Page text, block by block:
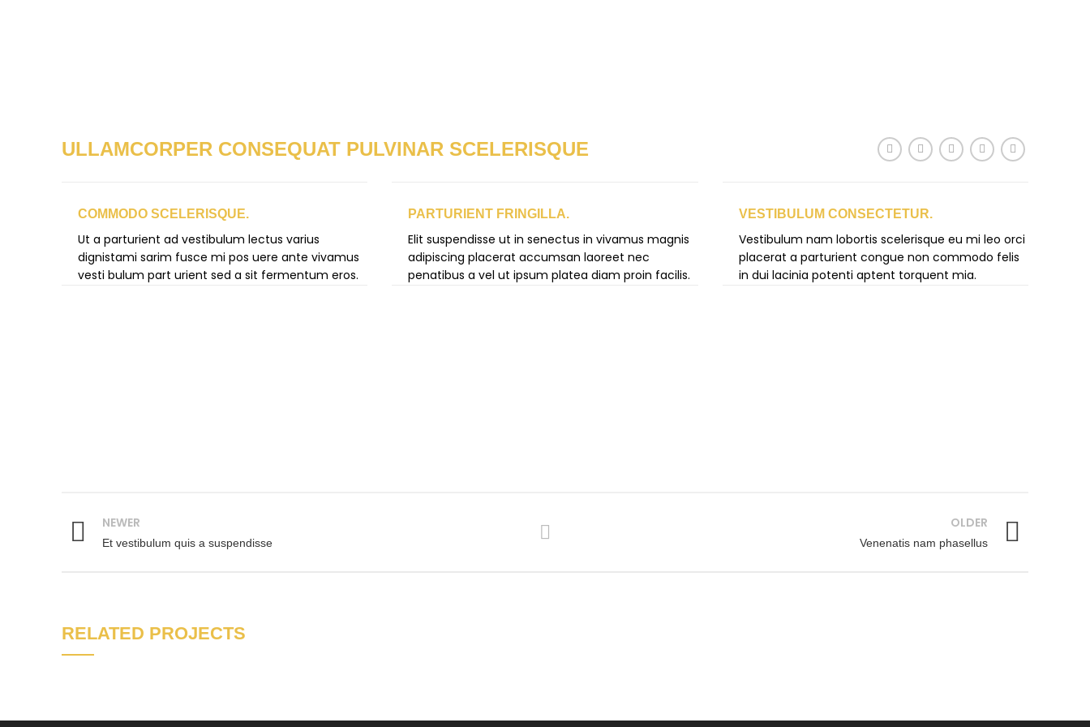
ULLAMCORPER CONSEQUAT PULVINAR SCELERISQUE
COMMODO SCELERISQUE.
Ut a parturient ad vestibulum lectus varius
dignistami sarim fusce mi pos uere ante vivamus
vesti bulum part urient sed a sit fermentum eros.
PARTURIENT FRINGILLA.
Elit suspendisse ut in senectus in vivamus magnis
adipiscing placerat accumsan laoreet nec
penatibus a vel ut ipsum platea diam proin facilis.
VESTIBULUM CONSECTETUR.
Vestibulum nam lobortis scelerisque eu mi leo orci
placerat a parturient congue non commodo felis
in dui lacinia potenti aptent torquent mia.
NEWER
Et vestibulum quis a suspendisse
OLDER
Venenatis nam phasellus
RELATED PROJECTS